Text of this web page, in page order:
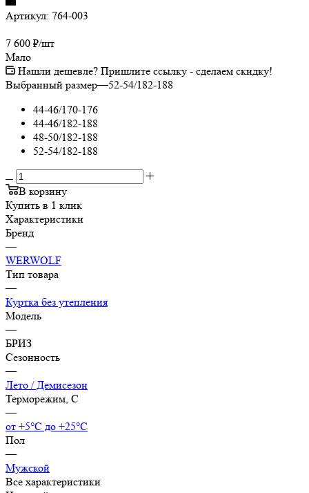
Артикул: 764-003
7 600 ₽/шт
Мало
Нашли дешевле? Пришлите ссылку - сделаем скидку!
Выбранный размер—52-54/182-188
44-46/170-176
44-46/182-188
48-50/182-188
52-54/182-188
В корзину
Купить в 1 клик
Характеристики
Бренд
—
WERWOLF
Тип товара
—
Куртка без утепления
Модель
—
БРИЗ
Сезонность
—
Лето / Демисезон
Терморежим, C
—
от +5°С до +25°С
Пол
—
Мужской
Все характеристики